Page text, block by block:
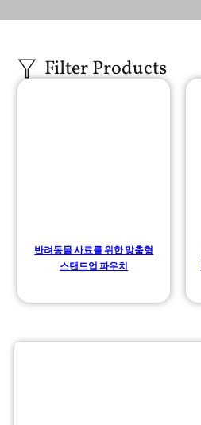
반려동물 사료를 위한 맞춤형
스탠드업 파우치